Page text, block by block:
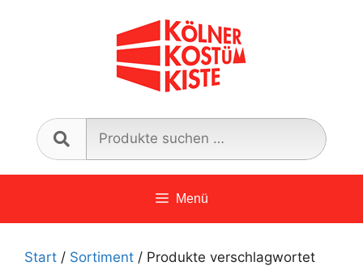
nach:
Menü
Start / Sortiment / Produkte verschlagwortet